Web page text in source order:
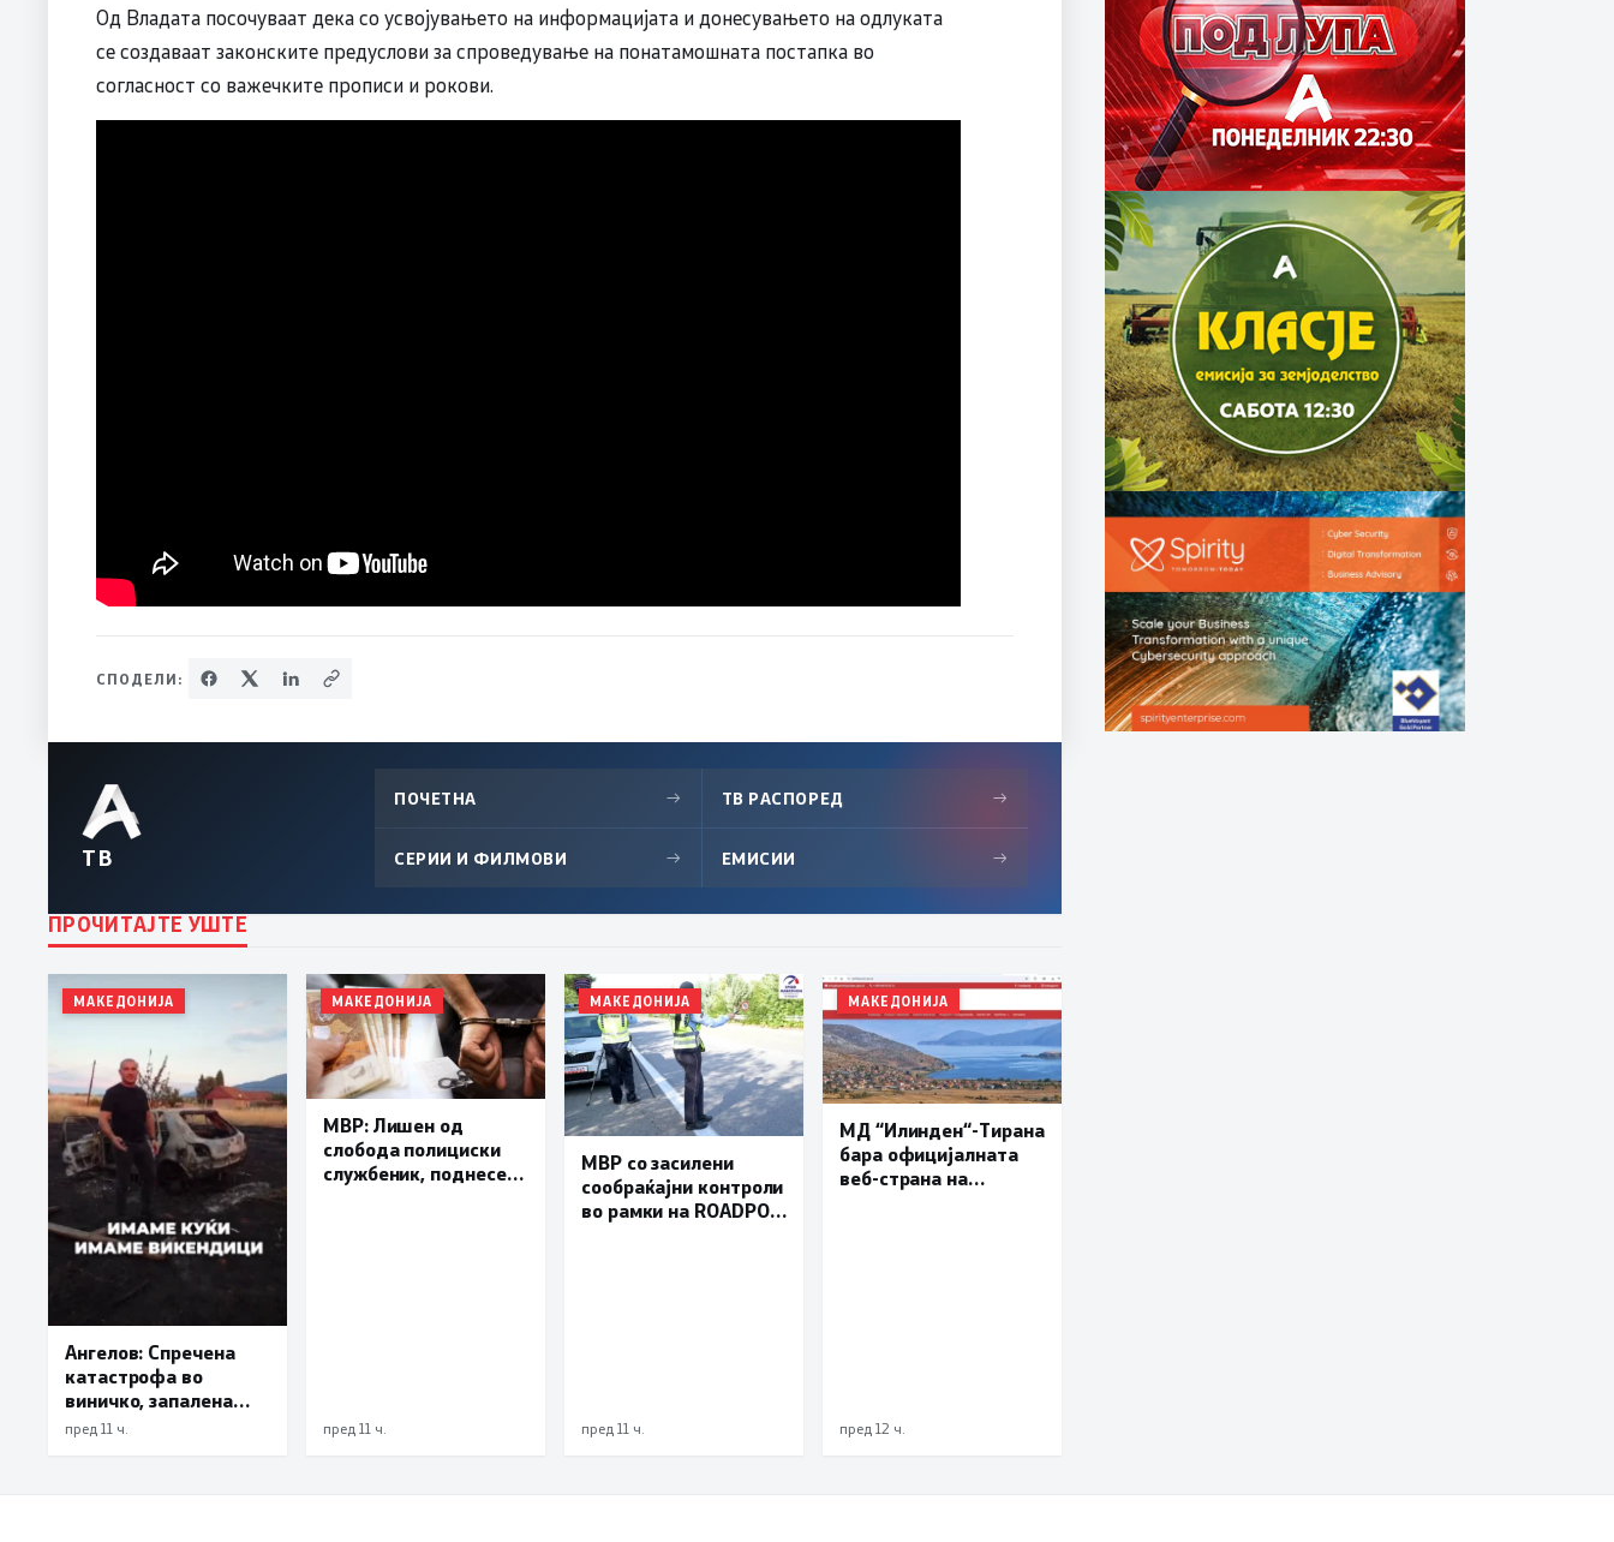
Од Владата посочуваат дека со усвојувањето на информацијата и донесувањето на одлуката
се создаваат законските предуслови за спроведување на понатамошната постапка во
согласност со важечките прописи и рокови.
СПОДЕЛИ:
ТВ
ПОЧЕТНА → ТВ РАСПОРЕД →
СЕРИИ И ФИЛМОВИ → ЕМИСИИ →
ПРОЧИТАЈТЕ УШТЕ
МАКЕДОНИЈА
Ангелов: Спречена
катастрофа во
виничко, запалена
трева при сечење со
пред 11 ч.
МАКЕДОНИЈА
МВР: Лишен од
слобода полициски
службеник, поднесена
пред 11 ч.
МАКЕДОНИЈА
МВР со засилени
сообраќајни контроли
во рамки на ROADPOL:
пред 11 ч.
МАКЕДОНИЈА
МД “Илинден“-Тирана
бара официјалната
веб-страна на
пред 12 ч.